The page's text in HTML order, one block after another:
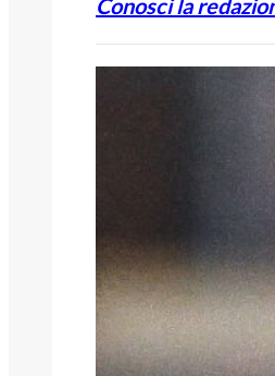
Conosci la